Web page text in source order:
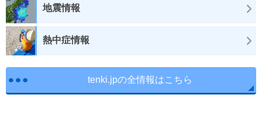
地震情報
熱中症情報
tenki.jpの全情報はこちら